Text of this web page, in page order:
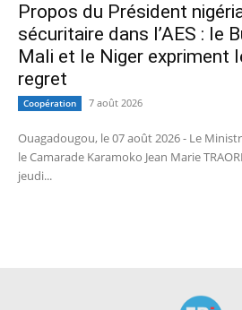
Propos du Président
sécuritaire dans l’AES : le
Mali et le Niger expriment
regret
Coopération 7 août 2026
Ouagadougou, le 07 août 2026 - Le
le Camarade Karamoko Jean Marie
jeudi...